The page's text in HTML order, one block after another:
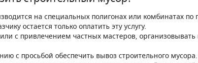
на специальных полигонах или комбинатах
остается только оплатить эту услугу.
с привлечением частных мастеров,
просьбой обеспечить вывоз строительного